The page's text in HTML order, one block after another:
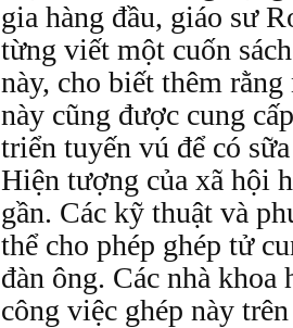
gia hàng đầu, giáo sư
từng viết một cuốn
này, cho biết thêm
này cũng được cung
triển tuyến vú để có
Hiện tượng của xã hội
gần. Các kỹ thuật và
thể cho phép ghép tử
đàn ông. Các nhà
công việc ghép này